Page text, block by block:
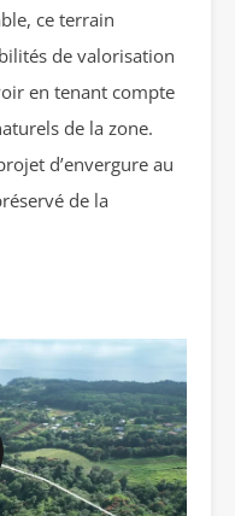
ce terrain
de valorisation
en tenant compte
de la zone.
d’envergure au
de la